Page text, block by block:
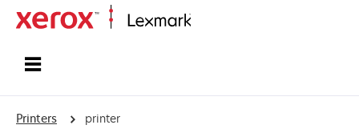
Printers printer